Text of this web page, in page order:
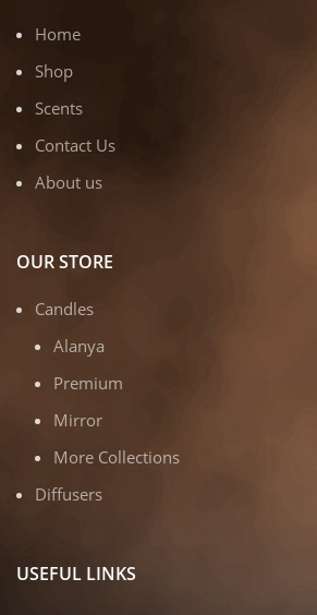
Home
Shop
Scents
Contact Us
About us
OUR STORE
Candles
Alanya
Premium
Mirror
More Collections
Diffusers
USEFUL LINKS